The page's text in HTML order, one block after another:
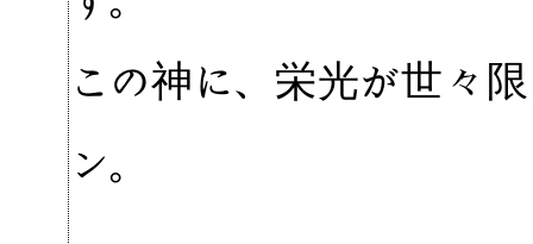
この神に、栄光が世々
ン。